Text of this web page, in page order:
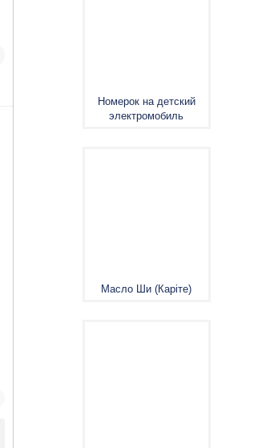
Номерок на детский
электромобиль
Масло Ши (Каріте)